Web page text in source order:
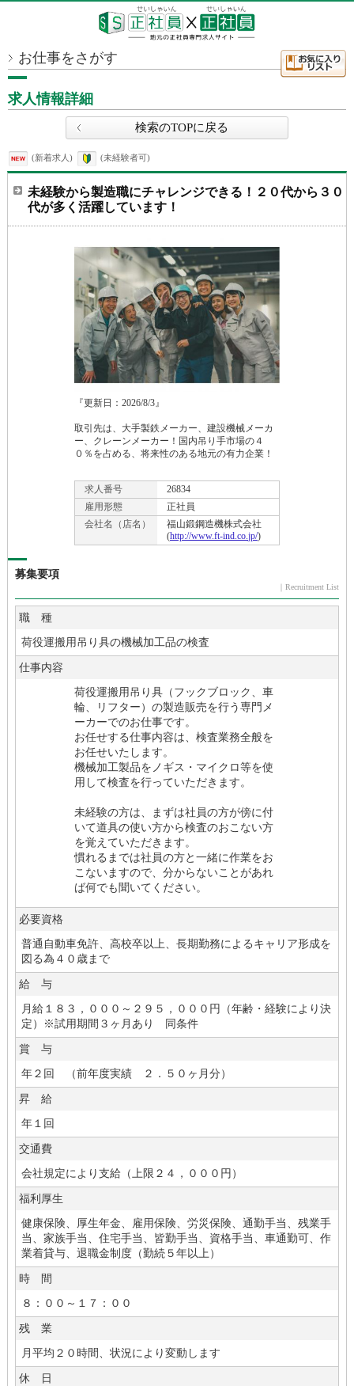
お仕事をさがす
求人情報詳細
検索のTOPに戻る
(新着求人) (未経験者可)
未経験から製造職にチャレンジできる！２０代から３０
代が多く活躍しています！
『更新日：2026/8/3』
取引先は、大手製鉄メーカー、建設機械メーカ
ー、クレーンメーカー！国内吊り手市場の４
０％を占める、将来性のある地元の有力企業！
求人番号
26834
雇用形態
正社員
会社名（店名）
福山鍛鋼造機株式会社
(http://www.ft-ind.co.jp/)
募集要項
｜Recruitment List
職 種
荷役運搬用吊り具の機械加工品の検査
仕事内容
荷役運搬用吊り具（フックブロック、車
輪、リフター）の製造販売を行う専門メ
ーカーでのお仕事です。
お任せする仕事内容は、検査業務全般を
お任せいたします。
機械加工製品をノギス・マイクロ等を使
用して検査を行っていただきます。
未経験の方は、まずは社員の方が傍に付
いて道具の使い方から検査のおこない方
を覚えていただきます。
慣れるまでは社員の方と一緒に作業をお
こないますので、分からないことがあれ
ば何でも聞いてください。
必要資格
普通自動車免許、高校卒以上、長期勤務によるキャリア形成を
図る為４０歳まで
給 与
月給１８３，０００～２９５，０００円（年齢・経験により決
定）※試用期間３ヶ月あり 同条件
賞 与
年２回 （前年度実績 ２．５０ヶ月分）
昇 給
年１回
交通費
会社規定により支給（上限２４，０００円）
福利厚生
健康保険、厚生年金、雇用保険、労災保険、通勤手当、残業手
当、家族手当、住宅手当、皆勤手当、資格手当、車通勤可、作
業着貸与、退職金制度（勤続５年以上）
時 間
８：００～１７：００
残 業
月平均２０時間、状況により変動します
休 日